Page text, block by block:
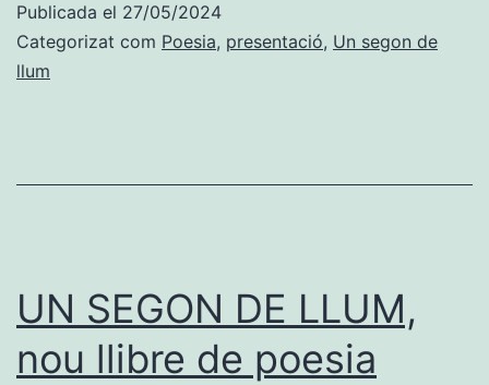
Publicada el 27/05/2024
Categorizat com Poesia, presentació, Un segon de
llum
UN SEGON DE LLUM,
nou llibre de poesia